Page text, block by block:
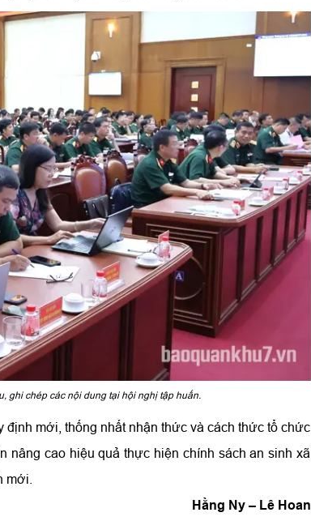
ghi chép các nội dung tại hội nghị tập huấn.
mới, thống nhất nhận thức và cách thức tổ chức
nâng cao hiệu quả thực hiện chính sách an sinh xã
mới.
Hằng Ny – Lê Hoan